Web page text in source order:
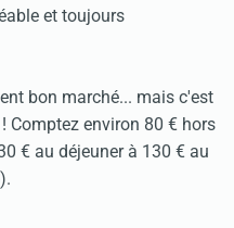
et toujours
bon marché... mais c'est
Comptez environ 80 € hors
€ au déjeuner à 130 € au
).